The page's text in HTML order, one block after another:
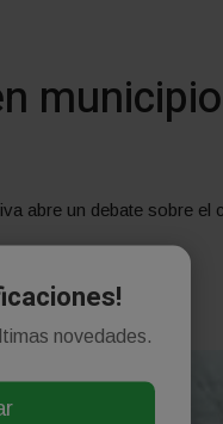
abre un debate sobre
novedades.